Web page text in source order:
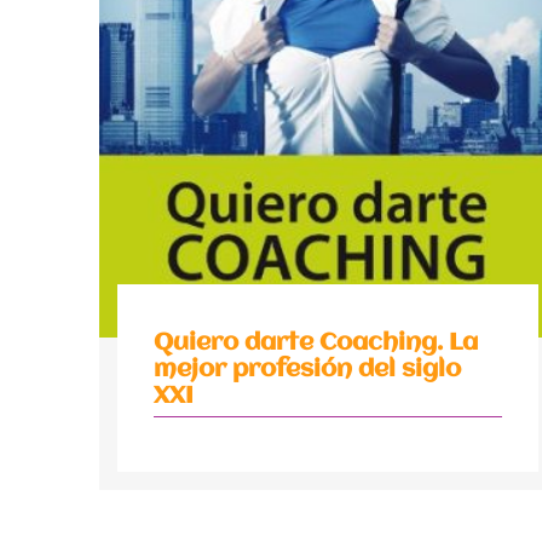
Quiero darte Coaching. La
mejor profesión del siglo
XXI